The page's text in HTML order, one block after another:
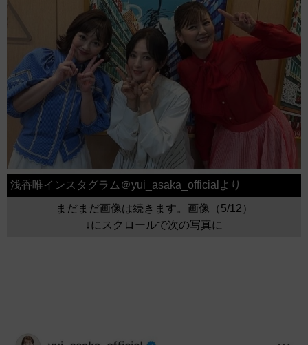
浅香唯インスタグラム＠yui_asaka_officialより
まだまだ画像は続きます。画像（5/12）
↓にスクロールで次の写真に